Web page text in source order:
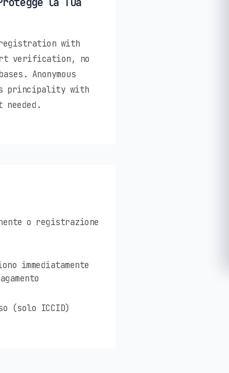
registration with
verification, no
Anonymous
principality with
needed.
o registrazione
immediatamente
(solo ICCID)